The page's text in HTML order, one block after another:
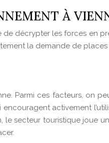
À
de décrypter les forces en
la demande de
Parmi ces facteurs, on
activement
secteur touristique joue